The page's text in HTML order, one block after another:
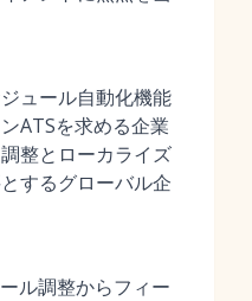
ュール自動化機能
ATSを求める企業
整とローカライズ
するグローバル企
ル調整からフィー